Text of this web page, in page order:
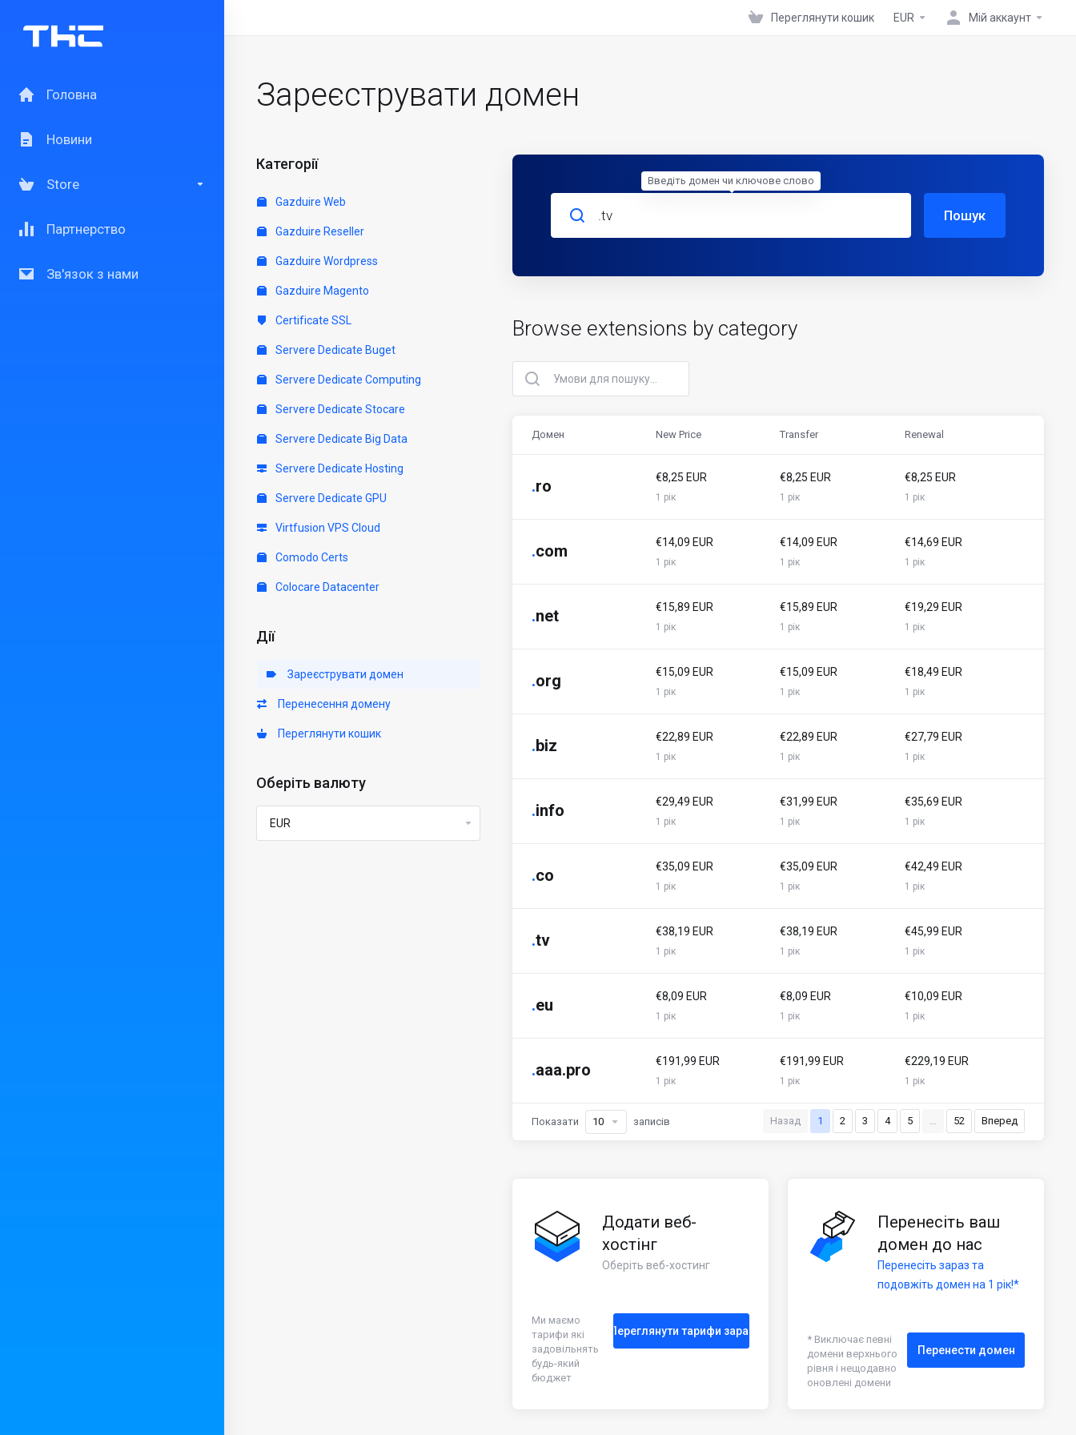
Головна
Новини
Store
Партнерство
Зв'язок з нами
Переглянути кошик EUR Мій аккаунт
Зареєструвати домен
Категорії
Gazduire Web
Gazduire Reseller
Gazduire Wordpress
Gazduire Magento
Certificate SSL
Servere Dedicate Buget
Servere Dedicate Computing
Servere Dedicate Stocare
Servere Dedicate Big Data
Servere Dedicate Hosting
Servere Dedicate GPU
Virtfusion VPS Cloud
Comodo Certs
Colocare Datacenter
Дії
Зареєструвати домен
Перенесення домену
Переглянути кошик
Оберіть валюту
Пошук
Browse extensions by category
Домен New Price Transfer Renewal
.ro €8,25 EUR
1 рік
€8,25 EUR
1 рік
€8,25 EUR
1 рік
.com €14,09 EUR
1 рік
€14,09 EUR
1 рік
€14,69 EUR
1 рік
.net €15,89 EUR
1 рік
€15,89 EUR
1 рік
€19,29 EUR
1 рік
.org €15,09 EUR
1 рік
€15,09 EUR
1 рік
€18,49 EUR
1 рік
.biz €22,89 EUR
1 рік
€22,89 EUR
1 рік
€27,79 EUR
1 рік
.info €29,49 EUR
1 рік
€31,99 EUR
1 рік
€35,69 EUR
1 рік
.co €35,09 EUR
1 рік
€35,09 EUR
1 рік
€42,49 EUR
1 рік
.tv €38,19 EUR
1 рік
€38,19 EUR
1 рік
€45,99 EUR
1 рік
.eu €8,09 EUR
1 рік
€8,09 EUR
1 рік
€10,09 EUR
1 рік
.aaa.pro €191,99 EUR
1 рік
€191,99 EUR
1 рік
€229,19 EUR
1 рік
Назад 1 2 3 4 5 … 52 Вперед
Показати записів
Додати веб-
хостінг
Оберіть веб-хостинг
Ми маємо
тарифи які
задовільнять
будь-який
бюджет
Переглянути тарифи зараз
Перенесіть ваш
домен до нас
Перенесіть зараз та
подовжіть домен на 1 рік!*
* Виключає певні
домени верхнього
рівня і нещодавно
оновлені домени
Перенести домен
Введіть домен чи ключове слово